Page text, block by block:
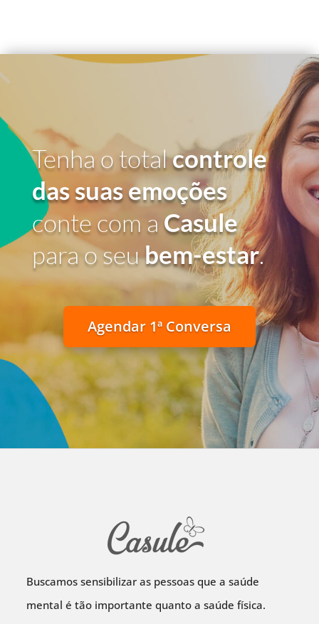
Tenha o totalcontrole
das suas emoções
conte com a Casule
para o seubem-estar.
Agendar 1ª Conversa
Buscamos sensibilizar as pessoas que a saúde
mental é tão importante quanto a saúde física.